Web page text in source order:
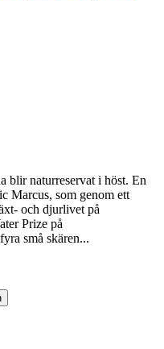
blir naturreservat i höst. En
Marcus, som genom ett
och djurlivet på
Prize på
små skären...